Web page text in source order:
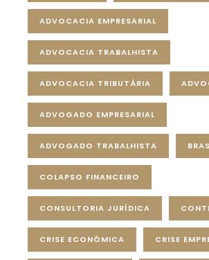
ADVOCACIA EMPRESARIAL
ADVOCACIA TRABALHISTA
ADVOCACIA TRIBUTÁRIA
ADVOGADO EMPRESARIAL
ADVOGADO TRABALHISTA
COLAPSO FINANCEIRO
CONSULTORIA JURÍDICA
CRISE ECONÔMICA CRISE